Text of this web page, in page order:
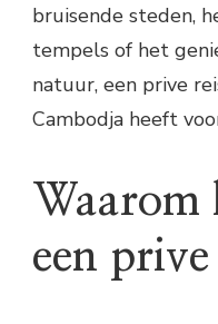
bruisende steden,
tempels of het
natuur, een prive
Cambodja heeft
Waarom
een prive